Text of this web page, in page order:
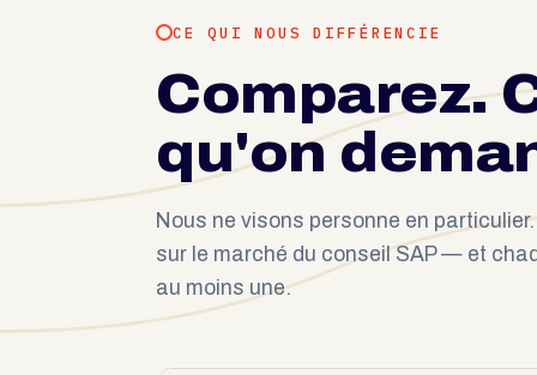
CE QUI NOUS DIFFÉRENCIE
Comparez.
qu'on
Nous ne visons personne en
sur le marché du conseil SAP — et
au moins une.